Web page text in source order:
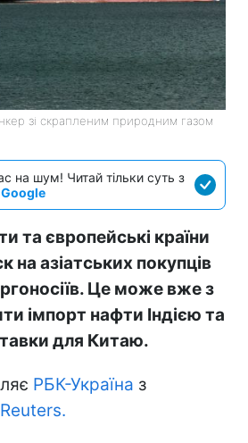
зі скрапленим природним газом
на шум! Читай тільки суть з
та європейські країни
на азіатських покупців
Це може вже з
імпорт нафти Індією та
для Китаю.
РБК-Україна з
Reuters.